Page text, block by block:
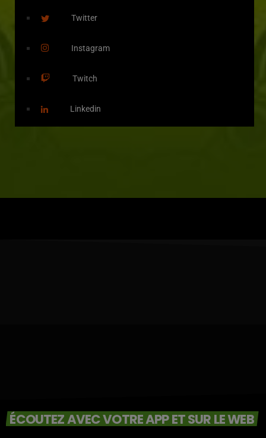
Twitter
Instagram
Twitch
Linkedin
ÉCOUTEZ AVEC VOTRE APP ET SUR LE WEB